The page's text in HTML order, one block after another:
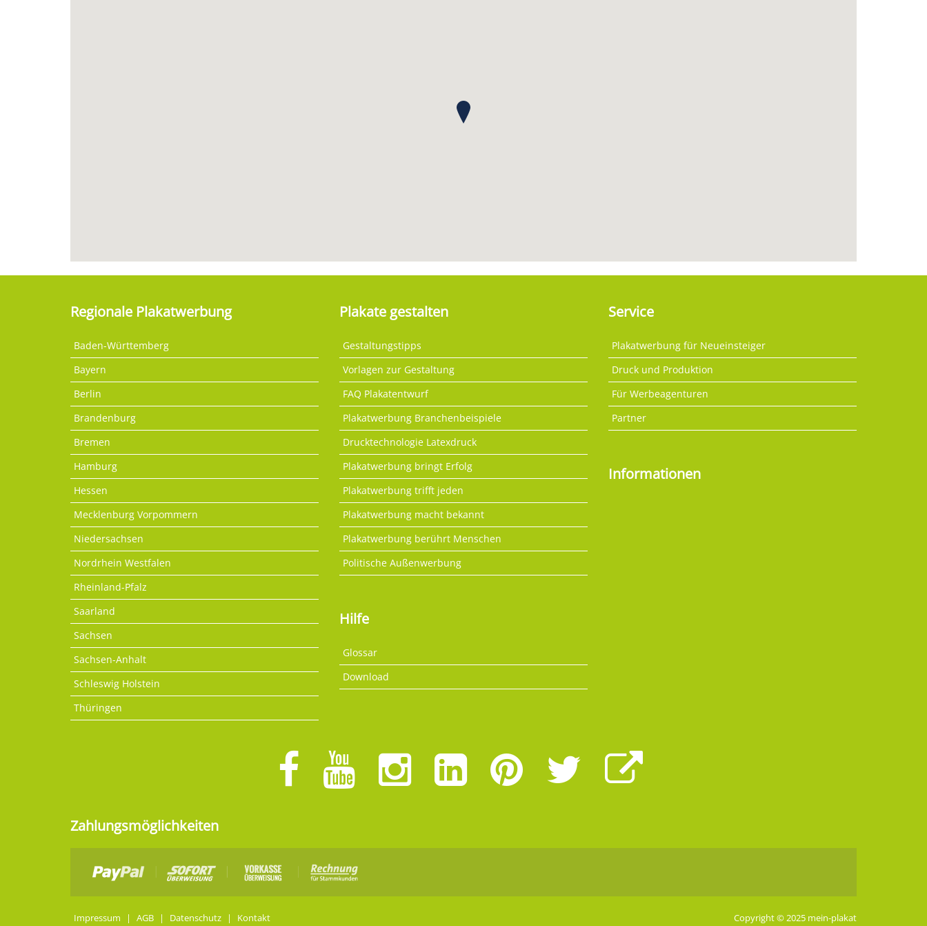
Regionale Plakatwerbung
Baden-Württemberg
Bayern
Berlin
Brandenburg
Bremen
Hamburg
Hessen
Mecklenburg Vorpommern
Niedersachsen
Nordrhein Westfalen
Rheinland-Pfalz
Saarland
Sachsen
Sachsen-Anhalt
Schleswig Holstein
Thüringen
Plakate gestalten
Gestaltungstipps
Vorlagen zur Gestaltung
FAQ Plakatentwurf
Plakatwerbung Branchenbeispiele
Drucktechnologie Latexdruck
Plakatwerbung bringt Erfolg
Plakatwerbung trifft jeden
Plakatwerbung macht bekannt
Plakatwerbung berührt Menschen
Politische Außenwerbung
Hilfe
Glossar
Download
Service
Plakatwerbung für Neueinsteiger
Druck und Produktion
Für Werbeagenturen
Partner
Informationen
Zahlungsmöglichkeiten
Impressum | AGB | Datenschutz | Kontakt Copyright © 2025 mein-plakat